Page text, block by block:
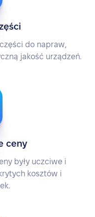
do napraw,
jakość urządzeń.
ceny
były uczciwe i
kosztów i